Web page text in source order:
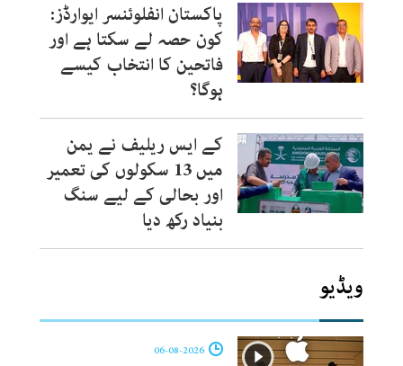
پاکستان انفلوئنسر ایوارڈز:
کون حصہ لے سکتا ہے اور
فاتحین کا انتخاب کیسے
ہوگا؟
کے ایس ریلیف نے یمن
میں 13 سکولوں کی تعمیر
اور بحالی کے لیے سنگ
بنیاد رکھ دیا
ویڈیو